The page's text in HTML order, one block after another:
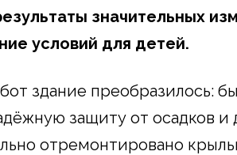
значительных
условий для детей.
здание преобразилось:
защиту от осадков и
отремонтировано